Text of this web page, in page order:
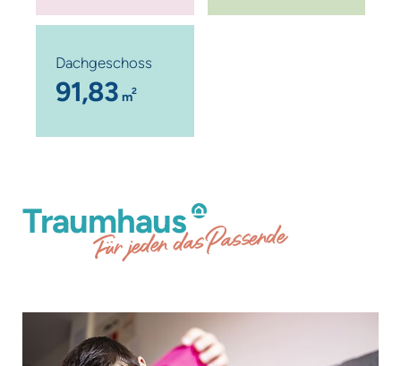
Dachgeschoss
91,83 m2
Traumhaus
Für jeden das Passende